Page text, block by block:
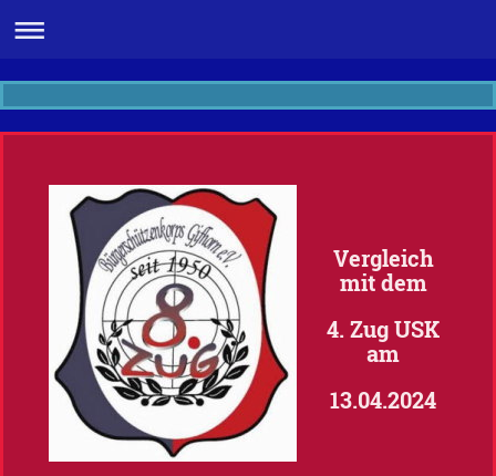
Vergleich
mit dem
4. Zug USK
am
13.04.2024